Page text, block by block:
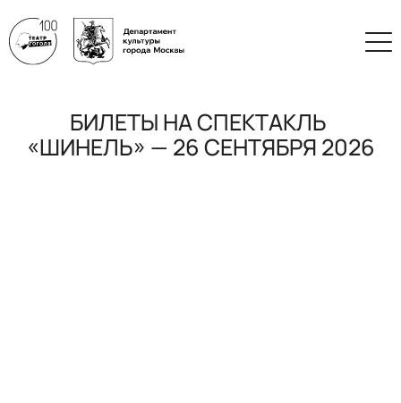
БИЛЕТЫ НА СПЕКТАКЛЬ
«ШИНЕЛЬ» — 26 СЕНТЯБРЯ 2026